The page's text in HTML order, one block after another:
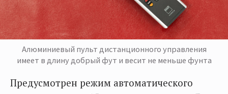
Алюминиевый пульт дистанционного управления
имеет в длину добрый фут и весит не меньше фунта
Предусмотрен режим автоматического